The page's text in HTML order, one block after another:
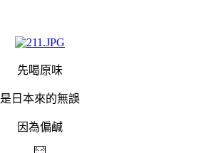
先喝原味
是日本來的無誤
因為偏鹹